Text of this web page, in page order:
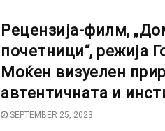
Рецензија-филм,
почетници“, режија
Моќен визуелен
автентичната и
SEPTEMBER 25, 2023